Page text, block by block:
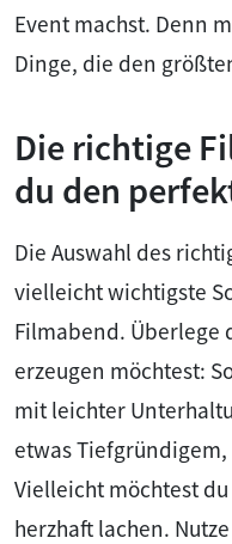
Event machst. Denn
Dinge, die den
Die richtige
du den
Die Auswahl des
vielleicht wichtigste
Filmabend. Überlege
erzeugen möchtest:
mit leichter
etwas
Vielleicht möchtest
herzhaft lachen.